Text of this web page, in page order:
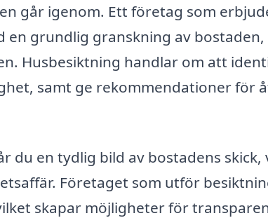
går igenom. Ett företag som
en grundlig granskning av
Husbesiktning handlar om att
samt ge rekommendationer för
du en tydlig bild av bostadens skick,
Företaget som utför
skapar möjligheter för